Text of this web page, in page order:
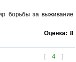
борьбы за выживание
Оценка: 8
[ 4 ]